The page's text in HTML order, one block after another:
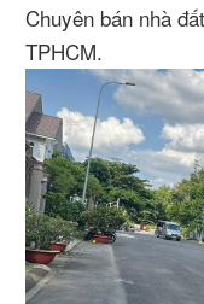
Chuyên bán nhà
TPHCM.